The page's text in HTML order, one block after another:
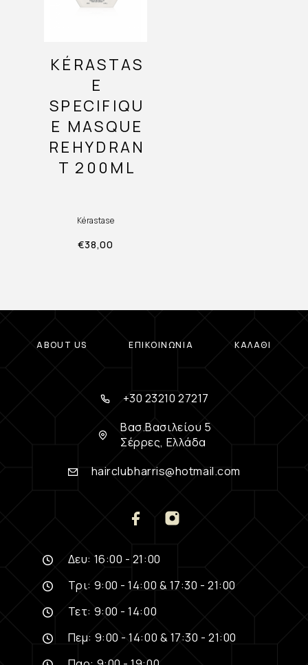
KÉRASTAS
E
SPECIFIQU
E MASQUE
REHYDRAN
T 200ML
Kérastase
€38,00
ABOUT US ΕΠΙΚΟΙΝΩΝΊΑ ΚΑΛΆΘΙ
+30 23210 27217
Βασ.Βασιλείου 5
Σέρρες, Ελλάδα
hairclubharris@hotmail.com
Δευ: 16:00 - 21:00
Τρι: 9:00 - 14:00 & 17:30 - 21:00
Τετ: 9:00 - 14:00
Πεμ: 9:00 - 14:00 & 17:30 - 21:00